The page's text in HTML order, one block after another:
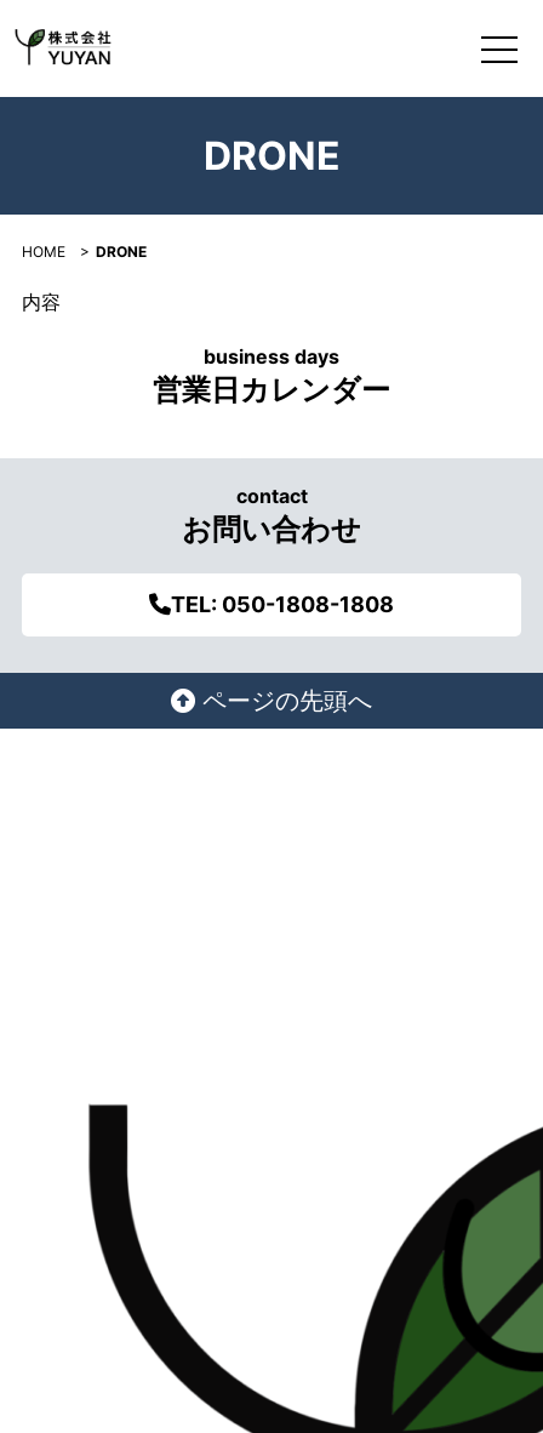
DRONE｜株式会社YUYAN｜高松市の映像制作・動画制作
DRONE
HOME> DRONE
内容
営業日カレンダー
business days
お問い合わせ
contact
TEL: 050-1808-1808
ページの先頭へ